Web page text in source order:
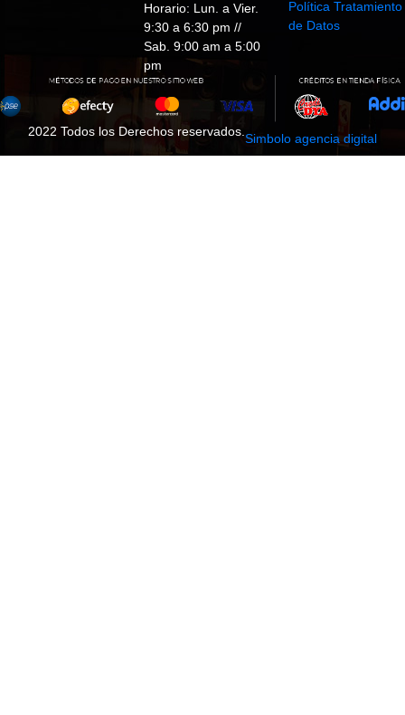
Horario: Lun. a Vier.
9:30 a 6:30 pm //
Sab. 9:00 am a 5:00
pm
Política Tratamiento
de Datos
2022 Todos los Derechos reservados. Simbolo agencia digital